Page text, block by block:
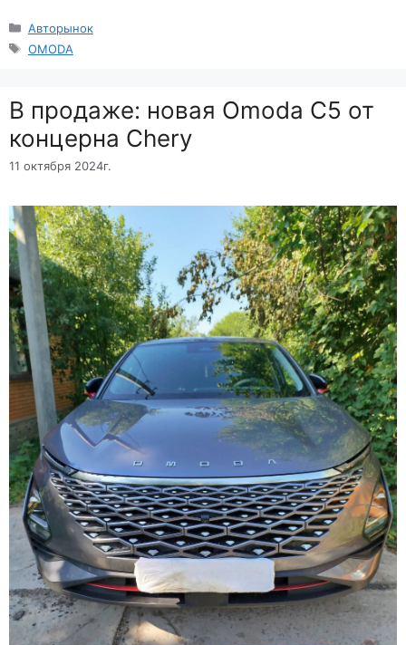
Рубрики
Авторынок
Метки
OMODA
В продаже: новая Omoda C5 от
концерна Chery
11 октября 2024г.